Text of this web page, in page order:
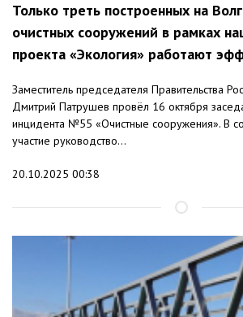
Только треть построенных на
очистных сооружений в рамках
проекта «Экология» работают
Заместитель председателя Правительства
Дмитрий Патрушев провёл 16 октября
инцидента №55 «Очистные сооружения». В
участие руководство...
20.10.2025 00:38